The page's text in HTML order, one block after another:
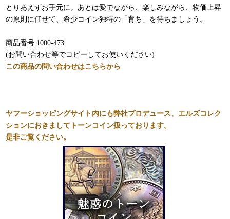
とりあえずお手元に。あとは愛でながら、楽しみながら、物価上昇
の原則に任せて、希少コイン独特の「育ち」を待ちましょう​。
商品番号:1000-473
(お問い合わせ等でコピーしてお使いください)
この商品の問い合わせはこちらから
ヤフーショッピングサイト内にも弊社プロデュース、エルズコレク
ションにおきましてトーンコイン扱っております。
是非ご覧ください。